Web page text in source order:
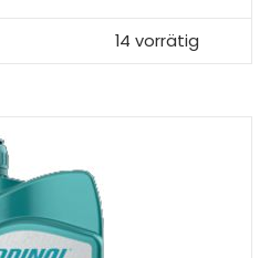
14 vorrätig